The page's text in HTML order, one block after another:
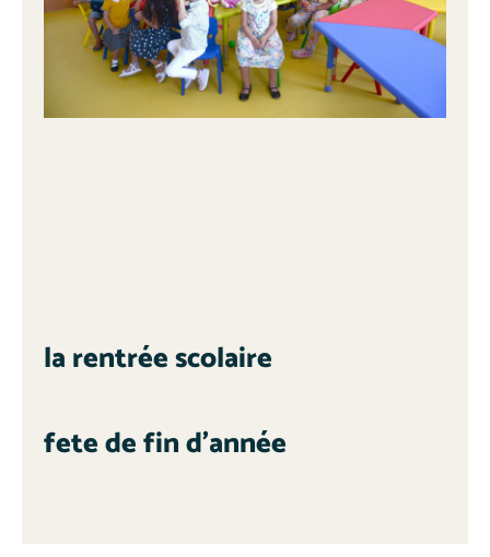
la rentrée scolaire
fete de fin d’année